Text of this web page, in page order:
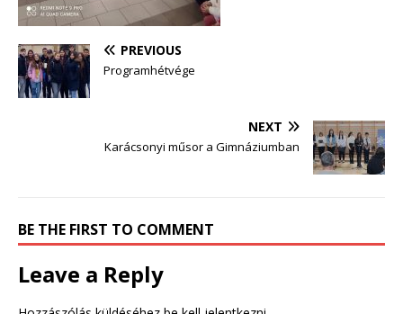
PREVIOUS
Programhétvége
NEXT
Karácsonyi műsor a Gimnáziumban
BE THE FIRST TO COMMENT
Leave a Reply